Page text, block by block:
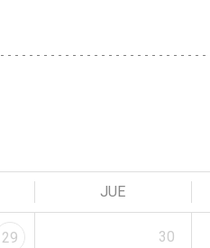
JUE
29 30